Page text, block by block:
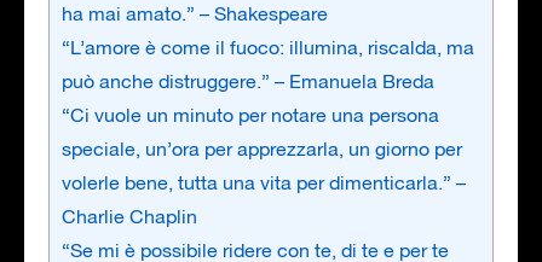
ha mai amato.” – Shakespeare
“L’amore è come il fuoco: illumina, riscalda, ma
può anche distruggere.” – Emanuela Breda
“Ci vuole un minuto per notare una persona
speciale, un’ora per apprezzarla, un giorno per
volerle bene, tutta una vita per dimenticarla.” –
Charlie Chaplin
“Se mi è possibile ridere con te, di te e per te